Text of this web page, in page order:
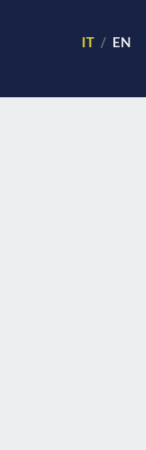
IT EN